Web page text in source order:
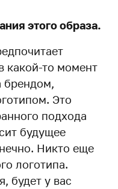
этого образа.
какой-то момент
брендом,
Это
подхода
будущее
Никто еще
логотипа.
будет у вас